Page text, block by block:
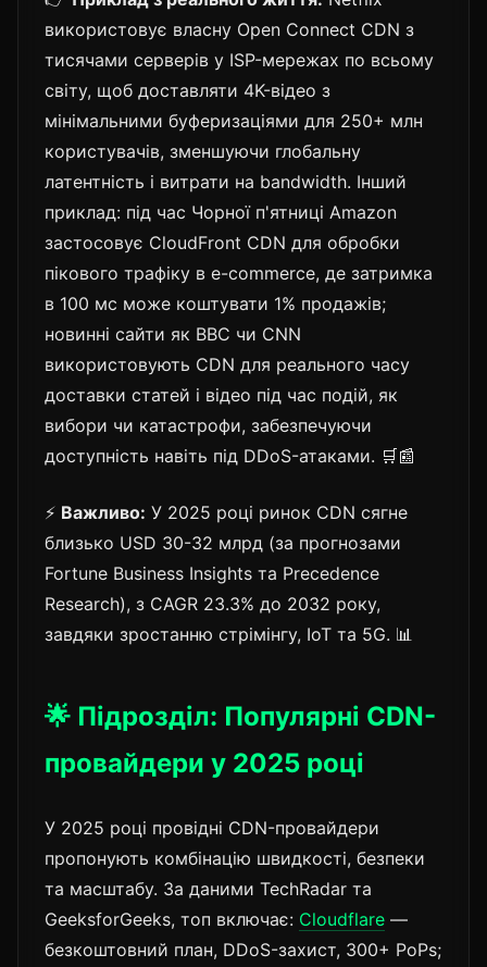
використовує власну Open Connect CDN з
тисячами серверів у ISP-мережах по всьому
світу, щоб доставляти 4K-відео з
мінімальними буферизаціями для 250+ млн
користувачів, зменшуючи глобальну
латентність і витрати на bandwidth. Інший
приклад: під час Чорної п'ятниці Amazon
застосовує CloudFront CDN для обробки
пікового трафіку в e-commerce, де затримка
в 100 мс може коштувати 1% продажів;
новинні сайти як BBC чи CNN
використовують CDN для реального часу
доставки статей і відео під час подій, як
вибори чи катастрофи, забезпечуючи
доступність навіть під DDoS-атаками. 🛒📰
⚡ Важливо: У 2025 році ринок CDN сягне
близько USD 30-32 млрд (за прогнозами
Fortune Business Insights та Precedence
Research), з CAGR 23.3% до 2032 року,
завдяки зростанню стрімінгу, IoT та 5G. 📊
🌟 Підрозділ: Популярні CDN-
провайдери у 2025 році
У 2025 році провідні CDN-провайдери
пропонують комбінацію швидкості, безпеки
та масштабу. За даними TechRadar та
GeeksforGeeks, топ включає: Cloudflare —
безкоштовний план, DDoS-захист, 300+ PoPs;